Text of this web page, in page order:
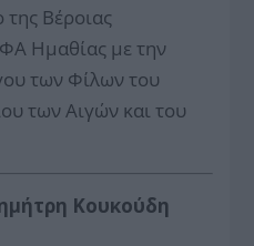
Βέροιας
Ημαθίας με την
των Φίλων του
των Αιγών και του
Κουκούδη